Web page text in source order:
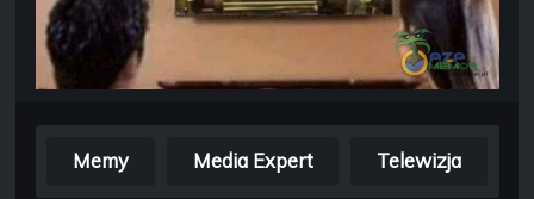
Memy Media Expert Telewizja